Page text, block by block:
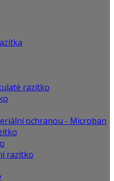
razítko
ochranou - Microban
razítko